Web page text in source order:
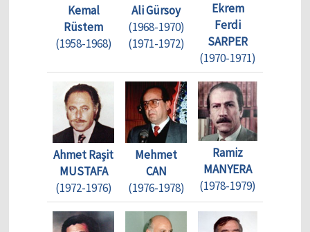
Kemal
Rüstem
(1958-1968)
Ali Gürsoy
(1968-1970)
(1971-1972)
Ekrem
Ferdi
SARPER
(1970-1971)
Ahmet Raşit
MUSTAFA
(1972-1976)
Mehmet
CAN
(1976-1978)
Ramiz
MANYERA
(1978-1979)